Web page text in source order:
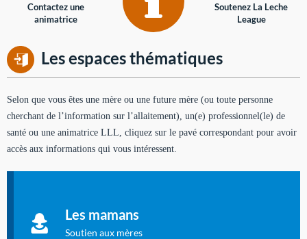
Contactez une
animatrice
Soutenez La Leche
League
Les espaces thématiques
Selon que vous êtes une mère ou une future mère (ou toute personne
cherchant de l’information sur l’allaitement), un(e) professionnel(le) de
santé ou une animatrice LLL, cliquez sur le pavé correspondant pour avoir
accès aux informations qui vous intéressent.
Les mamans
Soutien aux mères
à allaiter et vous informer : toutes les rubriques qui
concernent l'allaitement.